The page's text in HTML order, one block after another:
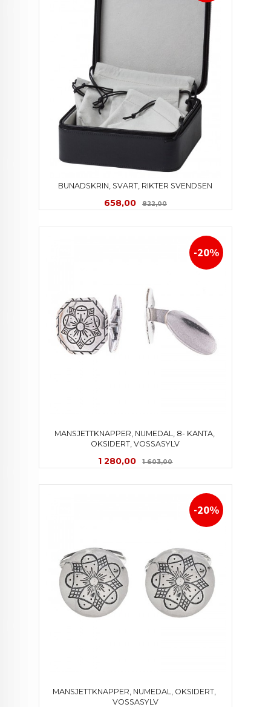
BUNADSKRIN, SVART, RIKTER SVENDSEN
Tilbud
658,00 822,00Rabatt
MANSJETTKNAPPER, NUMEDAL, 8- KANTA,
OKSIDERT, VOSSASYLV
Tilbud
1 280,00 1 603,00Rabatt
-20%
MANSJETTKNAPPER, NUMEDAL, OKSIDERT,
VOSSASYLV
-20%